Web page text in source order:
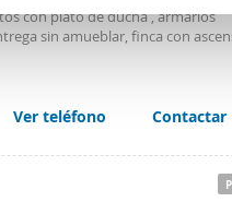
personales y establezca sus
su consentimiento en
y los anuncios,
sobre el uso
y análisis web, quienes
con plato de ducha , armarios
sin amueblar, finca con
Ver teléfono Contactar